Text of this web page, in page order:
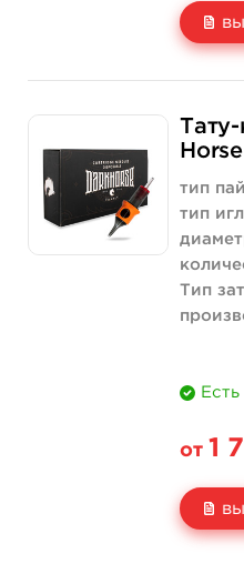
Количество
1 700 руб.
купить
тип
тип игл
Тип
от 1